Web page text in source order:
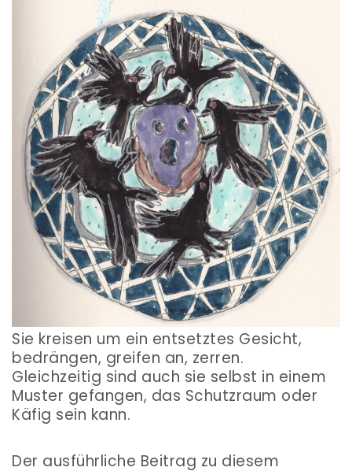
Sie kreisen um ein entsetztes Gesicht,
bedrängen, greifen an, zerren.
Gleichzeitig sind auch sie selbst in einem
Muster gefangen, das Schutzraum oder
Käfig sein kann.
Der ausführliche Beitrag zu diesem